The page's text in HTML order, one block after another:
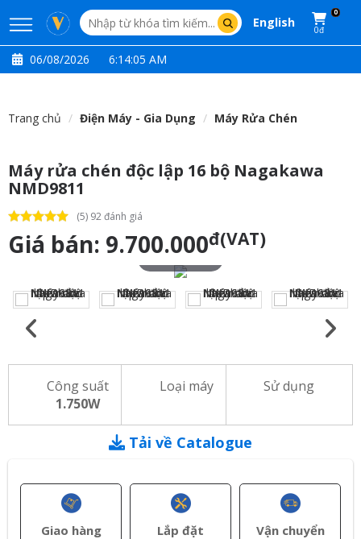
English
0
0đ
06/08/2026 6:14:06 AM
Trang chủ Điện Máy - Gia Dụng Máy Rửa Chén
Máy rửa chén độc lập 16 bộ Nagakawa
NMD9811
(5) 92 đánh giá
Giá bán: 9.700.000đ(VAT)
Công suất
1.750W
Loại máy Sử dụng
Tải về Catalogue
Giao hàng Lắp đặt Vận chuyển